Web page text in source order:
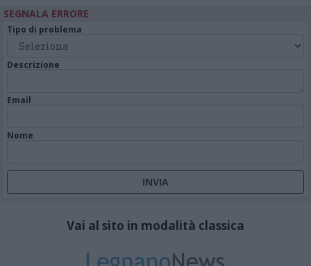
SEGNALA ERRORE
Tipo di problema
Descrizione
Email
Nome
Vai al sito in modalità classica